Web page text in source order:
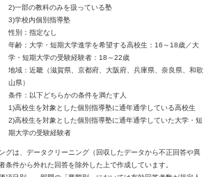
2)一部の教科のみを扱っている塾
3)学校内個別指導塾
性別：指定なし
年齢：大学・短期大学進学を希望する高校生：16～18歳／大
学・短期大学の受験経験者：18～22歳
地域：近畿（滋賀県、京都府、大阪府、兵庫県、奈良県、和歌
山県）
条件：以下どちらかの条件を満たす人
1)高校生を対象とした個別指導塾に通年通学している高校生
2)高校生を対象とした個別指導塾に通年通学していた大学・短
期大学の受験経験者
グは、データクリーニング（回収したデータから不正回答や異
条件から外れた回答を除外した上で作成しています。